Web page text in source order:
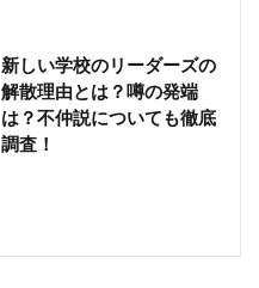
新しい学校のリーダーズの
解散理由とは？噂の発端
は？不仲説についても徹底
調査！